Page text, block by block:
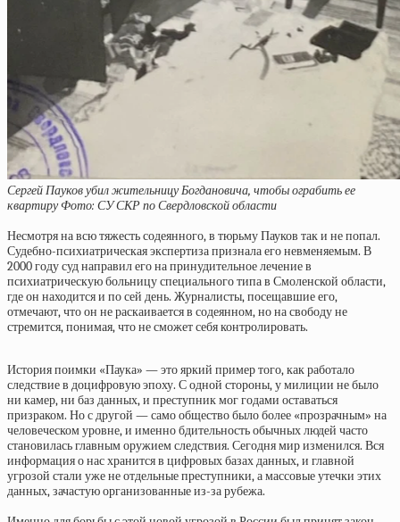
Сергей Пауков убил жительницу Богдановича, чтобы ограбить ее
квартиру Фото: СУ СКР по Свердловской области
Несмотря на всю тяжесть содеянного, в тюрьму Пауков так и не попал.
Судебно-психиатрическая экспертиза признала его невменяемым. В
2000 году суд направил его на принудительное лечение в
психиатрическую больницу специального типа в Смоленской области,
где он находится и по сей день. Журналисты, посещавшие его,
отмечают, что он не раскаивается в содеянном, но на свободу не
стремится, понимая, что не сможет себя контролировать.
История поимки «Паука» — это яркий пример того, как работало
следствие в доцифровую эпоху. С одной стороны, у милиции не было
ни камер, ни баз данных, и преступник мог годами оставаться
призраком. Но с другой — само общество было более «прозрачным» на
человеческом уровне, и именно бдительность обычных людей часто
становилась главным оружием следствия. Сегодня мир изменился. Вся
информация о нас хранится в цифровых базах данных, и главной
угрозой стали уже не отдельные преступники, а массовые утечки этих
данных, зачастую организованные из-за рубежа.